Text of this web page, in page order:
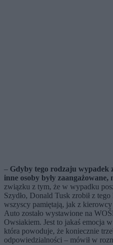
– Gdyby tego rodzaju wypadek
inne osoby były
związku z tym, że w wypadku
Szydło, Donald Tusk zrobił z
wszyscy pamiętają, jak z
Auto zostało wystawione na
Owsiakiem. Jest to jakaś emocja
która powoduje, że koniecznie
odpowiedzialności – mówił w